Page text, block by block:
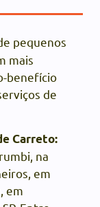
pequenos
mais
benefício
de
Carreto:
na
em
em